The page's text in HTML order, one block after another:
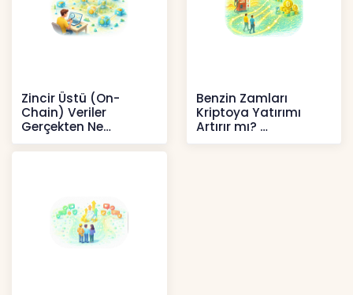
Zincir Üstü (On-
Chain) Veriler
Gerçekten Ne
Anlatır?
Kripto
Benzin Zamları
Kriptoya Yatırımı
Artırır mı?
Kripto